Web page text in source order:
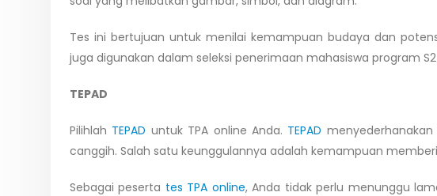
Tes ini bertujuan untuk menilai kemampuan budaya dan
juga digunakan dalam seleksi penerimaan mahasiswa program
TEPAD
Pilihlah TEPAD untuk TPA online Anda. TEPAD
canggih. Salah satu keunggulannya adalah kemampuan
Sebagai peserta tes TPA online, Anda tidak perlu menunggu